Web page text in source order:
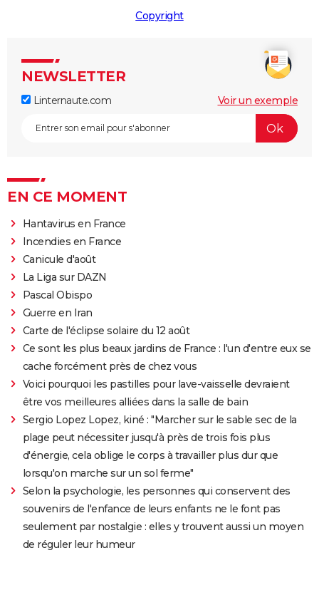
Copyright
NEWSLETTER
Linternaute.com Voir un exemple
EN CE MOMENT
Hantavirus en France
Incendies en France
Canicule d'août
La Liga sur DAZN
Pascal Obispo
Guerre en Iran
Carte de l'éclipse solaire du 12 août
Ce sont les plus beaux jardins de France : l'un d'entre eux se
cache forcément près de chez vous
Voici pourquoi les pastilles pour lave-vaisselle devraient
être vos meilleures alliées dans la salle de bain
Sergio Lopez Lopez, kiné : "Marcher sur le sable sec de la
plage peut nécessiter jusqu'à près de trois fois plus
d'énergie, cela oblige le corps à travailler plus dur que
lorsqu'on marche sur un sol ferme"
Selon la psychologie, les personnes qui conservent des
souvenirs de l'enfance de leurs enfants ne le font pas
seulement par nostalgie : elles y trouvent aussi un moyen
de réguler leur humeur